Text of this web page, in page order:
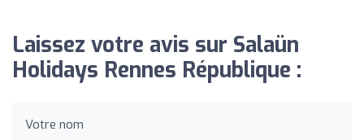
Laissez votre avis sur Salaün
Holidays Rennes République :
Votre nom